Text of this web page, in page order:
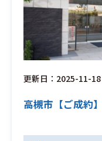
更新日：2025-11-18
高槻市【ご成約】